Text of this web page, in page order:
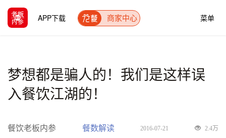
菜单
APP下载 商家中心
梦想都是骗人的！我们是这样误
入餐饮江湖的！
餐饮老板内参 餐数解读 2016-07-21 2.4万